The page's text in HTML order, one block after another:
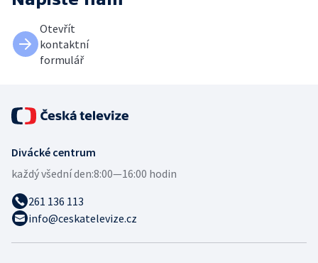
Otevřít
kontaktní
formulář
Divácké centrum
každý všední den:8:00—16:00 hodin
261 136 113
info@ceskatelevize.cz